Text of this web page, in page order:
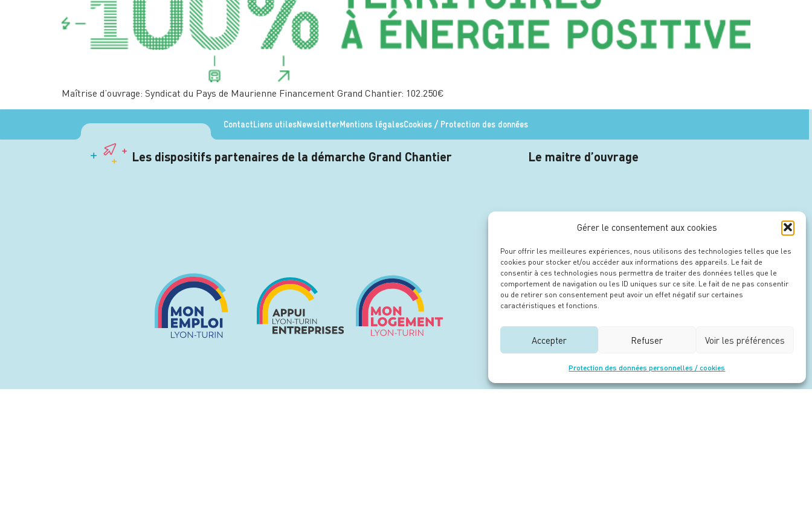
Gérer le consentement aux cookies
Pour offrir les meilleures expériences, nous utilisons des technologies telles que les
cookies pour stocker et/ou accéder aux informations des appareils. Le fait de
consentir à ces technologies nous permettra de traiter des données telles que le
comportement de navigation ou les ID uniques sur ce site. Le fait de ne pas consentir
ou de retirer son consentement peut avoir un effet négatif sur certaines
caractéristiques et fonctions.
Accepter Refuser Voir les préférences
Protection des données personnelles / cookies
Maîtrise d’ouvrage: Syndicat du Pays de Maurienne Financement Grand Chantier: 102.250€
ContactLiens utilesNewsletterMentions légalesCookies / Protection des données
Les dispositifs partenaires de la démarche Grand Chantier Le maitre d’ouvrage